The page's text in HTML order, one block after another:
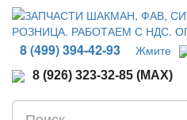
8 (499) 394-42-93 Жмите
8 (926) 323-32-85 (MAX)